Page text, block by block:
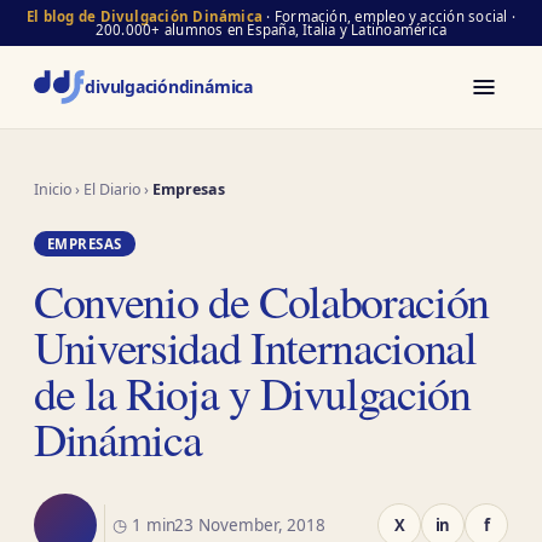
El blog de Divulgación Dinámica · Formación, empleo y acción social ·
200.000+ alumnos en España, Italia y Latinoamérica
divulgacióndinámica
Inicio› El Diario› Empresas
EMPRESAS
Convenio de Colaboración
Universidad Internacional
de la Rioja y Divulgación
Dinámica
◷ 1 min23 November, 2018 X in f